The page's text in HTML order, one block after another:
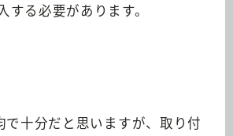
する必要があります。
で十分だと思いますが、取り付